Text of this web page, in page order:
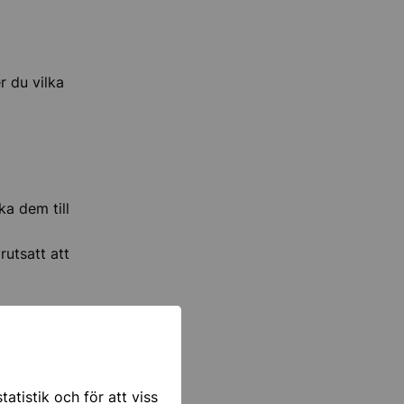
och för att viss
du vilka
dem till
att
slutför